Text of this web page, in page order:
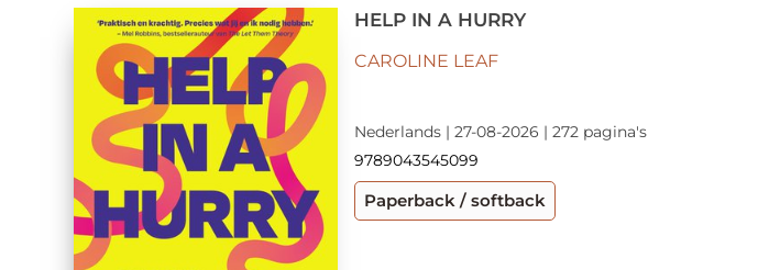
HELP IN A HURRY
CAROLINE LEAF
Nederlands | 27-08-2026 | 272 pagina's
9789043545099
Paperback / softback